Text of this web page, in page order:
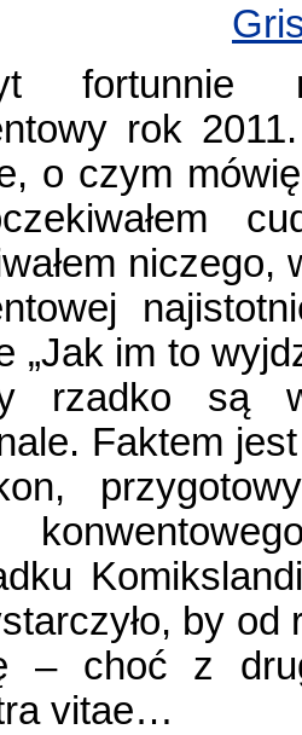
fortunnie
rok
o czym
„Jak im to
rzadko są
Faktem
by
– choć z
vitae…